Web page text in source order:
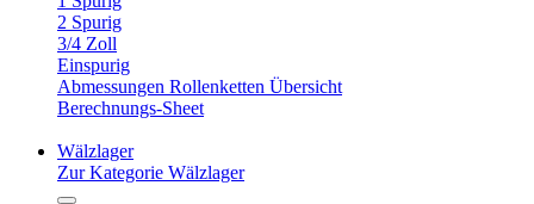
2 Spurig
3/4 Zoll
Einspurig
Abmessungen Rollenketten Übersicht
Berechnungs-Sheet
Wälzlager
Zur Kategorie Wälzlager